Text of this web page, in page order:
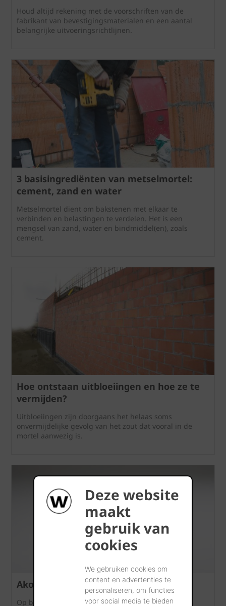
Deze website
maakt
gebruik van
cookies
We gebruiken cookies om
content en advertenties te
personaliseren, om functies
voor social media te bieden
Houd altijd rekening met de voorschriften van de
fabrikant van bevestigingsmaterialen en een aantal
belangrijke uitvoeringsrichtlijnen.
3 basisingrediënten van metselmortel:
cement, zand en water
Metselmortel dient om bakstenen met elkaar te
verbinden en belastingen te verdelen. Het is een
mengsel van zand, water en bindmiddel(en), zoals
cement.
Hoe ontstaan uitbloeiingen en hoe ze te
vermijden?
Uitbloeiingen zijn doorgaans het helaas soms
onvermijdelijke gevolg van het zout dat vooral in de
mortel aanwezig is.
Akoestische isolatie
Op basis van verschillende testprogramma’s en